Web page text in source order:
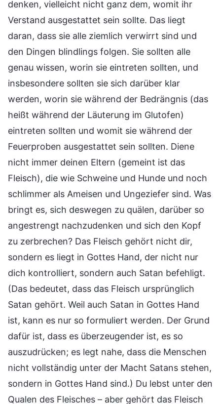
denken, vielleicht nicht ganz dem, womit ihr
Verstand ausgestattet sein sollte. Das liegt
daran, dass sie alle ziemlich verwirrt sind und
den Dingen blindlings folgen. Sie sollten alle
genau wissen, worin sie eintreten sollten, und
insbesondere sollten sie sich darüber klar
werden, worin sie während der Bedrängnis (das
heißt während der Läuterung im Glutofen)
eintreten sollten und womit sie während der
Feuerproben ausgestattet sein sollten. Diene
nicht immer deinen Eltern (gemeint ist das
Fleisch), die wie Schweine und Hunde und noch
schlimmer als Ameisen und Ungeziefer sind. Was
bringt es, sich deswegen zu quälen, darüber so
angestrengt nachzudenken und sich den Kopf
zu zerbrechen? Das Fleisch gehört nicht dir,
sondern es liegt in Gottes Hand, der nicht nur
dich kontrolliert, sondern auch Satan befehligt.
(Das bedeutet, dass das Fleisch ursprünglich
Satan gehört. Weil auch Satan in Gottes Hand
ist, kann es nur so formuliert werden. Der Grund
dafür ist, dass es überzeugender ist, es so
auszudrücken; es legt nahe, dass die Menschen
nicht vollständig unter der Macht Satans stehen,
sondern in Gottes Hand sind.) Du lebst unter den
Qualen des Fleisches – aber gehört das Fleisch